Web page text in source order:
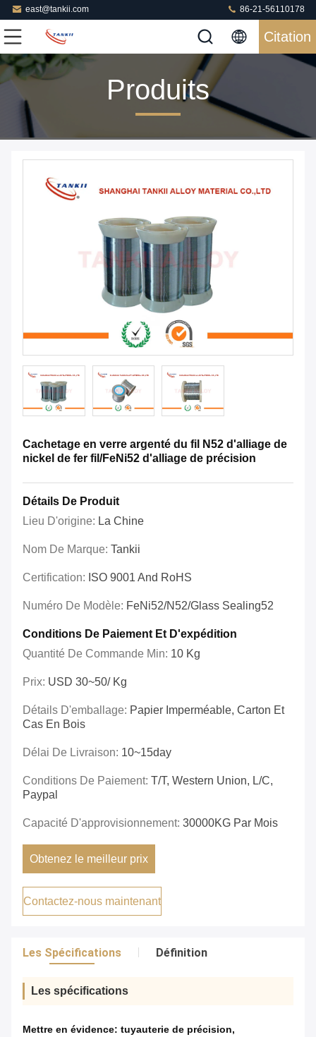
east@tankii.com 86-21-56110178
Citation
Produits
Cachetage en verre argenté du fil N52 d'alliage de
nickel de fer fil/FeNi52 d'alliage de précision
Détails De Produit
Lieu D'origine: La Chine
Nom De Marque: Tankii
Certification: ISO 9001 And RoHS
Numéro De Modèle: FeNi52/N52/Glass Sealing52
Conditions De Paiement Et D'expédition
Quantité De Commande Min: 10 Kg
Prix: USD 30~50/ Kg
Détails D'emballage: Papier Imperméable, Carton Et
Cas En Bois
Délai De Livraison: 10~15day
Conditions De Paiement: T/T, Western Union, L/C,
Paypal
Capacité D'approvisionnement: 30000KG Par Mois
Obtenez le meilleur prix
Contactez-nous maintenant
Les Spécifications Définition
Les spécifications
Mettre en évidence: tuyauterie de précision,